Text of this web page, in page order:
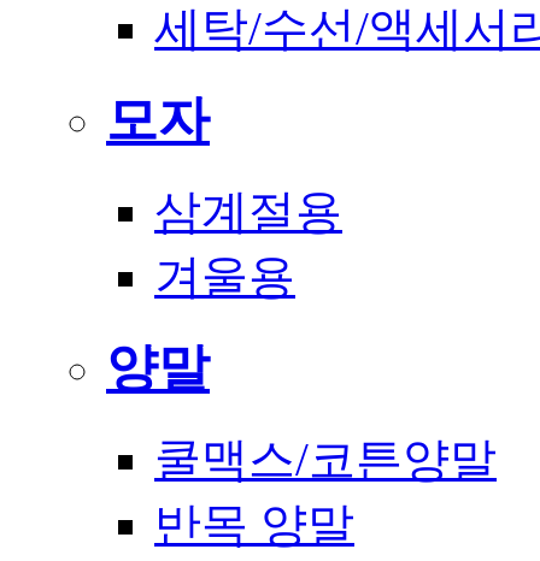
세탁/수선/액세서
모자
삼계절용
겨울용
양말
쿨맥스/코튼양말
반목 양말